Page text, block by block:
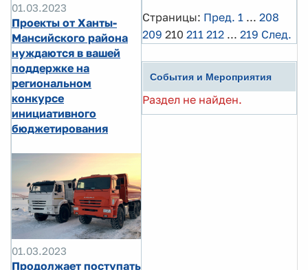
01.03.2023
Проекты от Ханты-
Мансийского района
нуждаются в вашей
поддержке на
региональном
конкурсе
инициативного
бюджетирования
01.03.2023
Продолжает поступать
Страницы: Пред. 1 ... 208
209 210 211 212 ... 219 След.
События и Мероприятия
Раздел не найден.